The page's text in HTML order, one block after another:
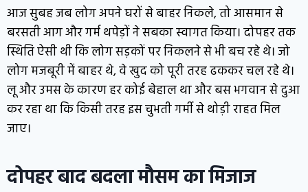
आज सुबह जब लोग अपने घरों से बाहर निकले, तो आसमान से
बरसती आग और गर्म थपेड़ों ने सबका स्वागत किया। दोपहर तक
स्थिति ऐसी थी कि लोग सड़कों पर निकलने से भी बच रहे थे। जो
लोग मजबूरी में बाहर थे, वे खुद को पूरी तरह ढककर चल रहे थे।
लू और उमस के कारण हर कोई बेहाल था और बस भगवान से दुआ
कर रहा था कि किसी तरह इस चुभती गर्मी से थोड़ी राहत मिल
जाए।
दोपहर बाद बदला मौसम का मिजाज